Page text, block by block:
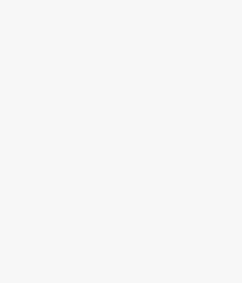
отопления: радиаторы
Fi модуль для удаленного
из любой точки мира прямо со
горячего водоснабжения
газа, благодаря
модуляции пламени в
и ГВС, а также режимам зима-